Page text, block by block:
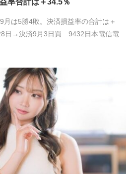
率合計は＋34.5％
月は5勝4敗。決済損益率の合計は＋
日→決済9月3日買 9432日本電信電